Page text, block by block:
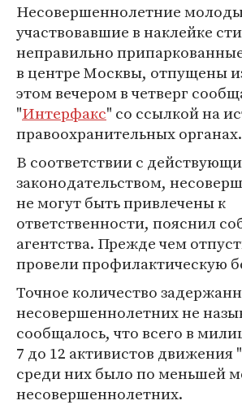
Несовершеннолетние
участвовавшие в наклейке
неправильно
в центре Москвы, отпущены
этом вечером в четверг
"Интерфакс" со ссылкой на
правоохранительных органах.
В соответствии с
законодательством,
не могут быть привлечены к
ответственности, пояснил
агентства. Прежде чем
провели профилактическую
Точное количество
несовершеннолетних не
сообщалось, что всего в
7 до 12 активистов
среди них было по меньшей
несовершеннолетних.